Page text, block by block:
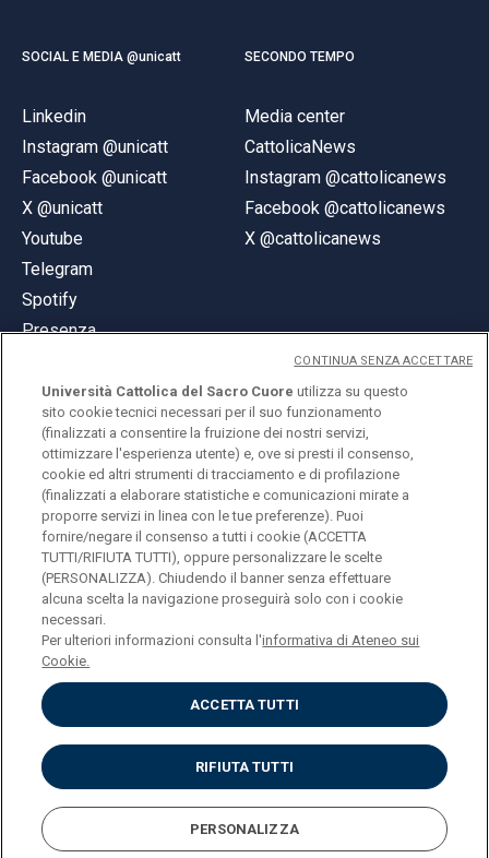
SOCIAL E MEDIA @unicatt
Linkedin
Instagram @unicatt
Facebook @unicatt
X @unicatt
Youtube
Telegram
Spotify
Presenza
SECONDO TEMPO
Media center
CattolicaNews
Instagram @cattolicanews
Facebook @cattolicanews
X @cattolicanews
© Università Cattolica del Sacro Cuore
Largo A. Gemelli 1, 20123 Milano
PI 02133120150
ENGLISH
Privacy
Accessibilità
Cookies
Impostazione Cookies
Università Cattolica del Sacro Cuore utilizza su questo
sito cookie tecnici necessari per il suo funzionamento
(finalizzati a consentire la fruizione dei nostri servizi,
ottimizzare l'esperienza utente) e, ove si presti il consenso,
cookie ed altri strumenti di tracciamento e di profilazione
(finalizzati a elaborare statistiche e comunicazioni mirate a
proporre servizi in linea con le tue preferenze). Puoi
fornire/negare il consenso a tutti i cookie (ACCETTA
TUTTI/RIFIUTA TUTTI), oppure personalizzare le scelte
(PERSONALIZZA). Chiudendo il banner senza effettuare
alcuna scelta la navigazione proseguirà solo con i cookie
necessari.
Per ulteriori informazioni consulta l'informativa di Ateneo sui
Cookie.
ACCETTA TUTTI
RIFIUTA TUTTI
PERSONALIZZA
CONTINUA SENZA ACCETTARE